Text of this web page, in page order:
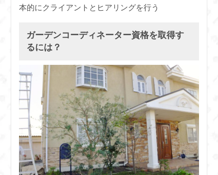
本的にクライアントとヒアリングを行う
ガーデンコーディネーター資格を取得す
るには？